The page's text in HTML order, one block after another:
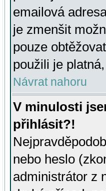
emailová
je zmenšit
pouze
použili je
Návrat nahoru
V minulosti
přihlásit?!
nebo heslo
administrátor z